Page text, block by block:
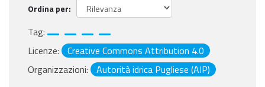
Ordina per
Tag:
Licenze:
Creative Commons Attribution 4.0
Organizzazioni:
Autorità idrica Pugliese (AIP)